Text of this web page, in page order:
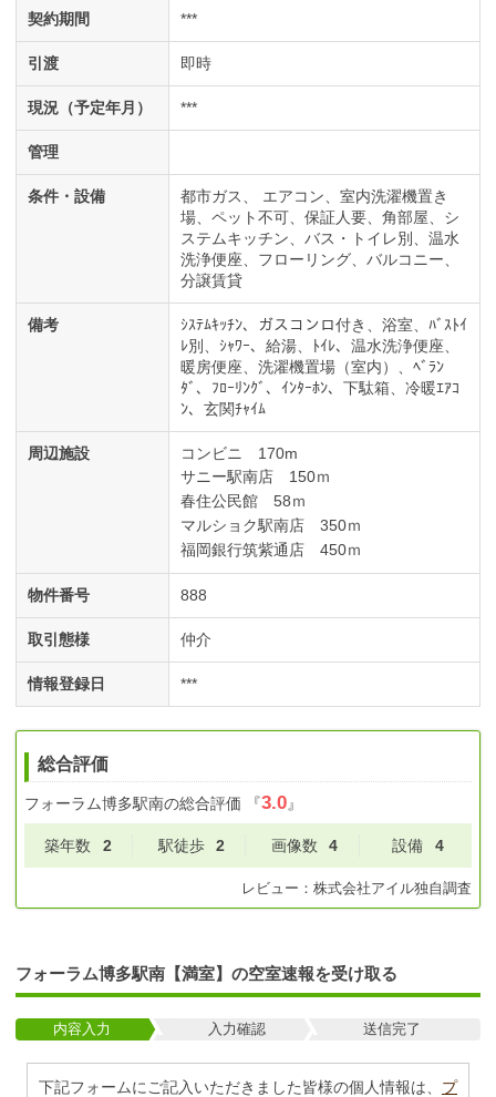
契約期間 ***
引渡 即時
現況（予定年月） ***
管理
条件・設備 都市ガス エアコン
室内洗濯機置き
場
ペット不可 保証人要 角部屋
シ
ステムキッチン
バス・トイレ別
温水
洗浄便座
フローリング
バルコニー
分譲賃貸
備考
ｼｽﾃﾑｷｯﾁﾝ、ガスコンロ付き、浴室、ﾊﾞｽﾄｲ
ﾚ別、ｼｬﾜｰ、給湯、ﾄｲﾚ、温水洗浄便座、
暖房便座、洗濯機置場（室内）、ﾍﾞﾗﾝ
ﾀﾞ、ﾌﾛｰﾘﾝｸﾞ、ｲﾝﾀｰﾎﾝ、下駄箱、冷暖ｴｱｺ
ﾝ、玄関ﾁｬｲﾑ
周辺施設
コンビニ 170m
サニー駅南店 150ｍ
春住公民館 58ｍ
マルショク駅南店 350ｍ
福岡銀行筑紫通店 450ｍ
物件番号 888
取引態様 仲介
情報登録日 ***
総合評価
フォーラム博多駅南の総合評価 『3.0』
築年数 2 駅徒歩 2 画像数 4 設備 4
レビュー： 株式会社アイル独自調査
フォーラム博多駅南【満室】の空室速報を受け取る
内容入力 入力確認 送信完了
下記フォームにご記入いただきました皆様の個人情報は、 プ